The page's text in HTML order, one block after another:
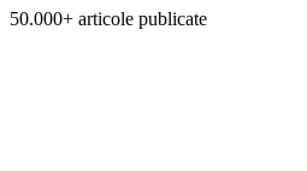
50.000+ articole publicate